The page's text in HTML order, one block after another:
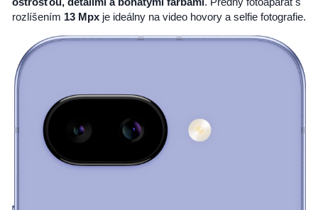
rozlíšením 13 Mpxje ideálny na video hovory a selfie fotografie.